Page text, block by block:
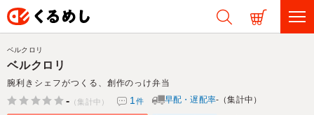
ベルクロリ
腕利きシェフがつくる、創作のっけ弁当
ベルクロリ
- （集計中） 1 件 早配・遅配率-（集計中）